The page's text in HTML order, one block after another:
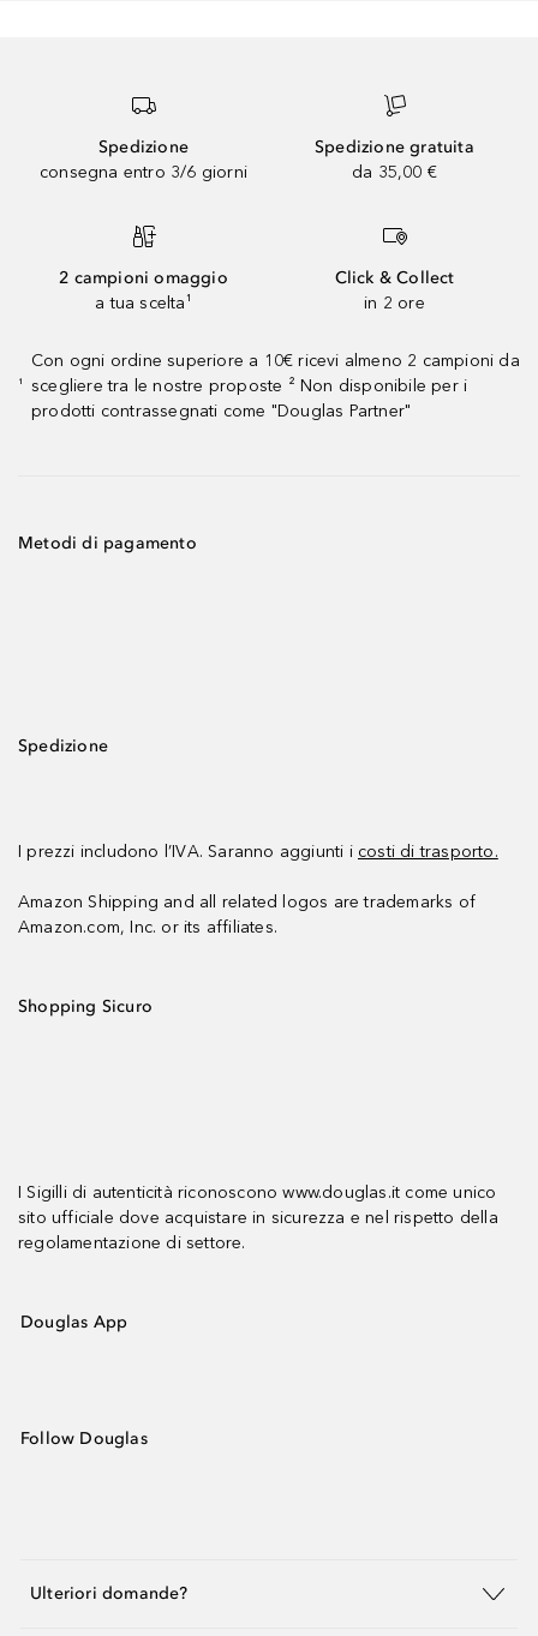
Spedizione
consegna entro 3/6 giorni
Spedizione gratuita
da 35,00 €
2 campioni omaggio
a tua scelta¹
Click & Collect
in 2 ore
¹
Con ogni ordine superiore a 10€ ricevi almeno 2 campioni da
scegliere tra le nostre proposte ² Non disponibile per i
prodotti contrassegnati come "Douglas Partner"
Metodi di pagamento
Spedizione
I prezzi includono l’IVA. Saranno aggiunti i costi di trasporto.
Amazon Shipping and all related logos are trademarks of
Amazon.com, Inc. or its affiliates.
Shopping Sicuro
I Sigilli di autenticità riconoscono www.douglas.it come unico
sito ufficiale dove acquistare in sicurezza e nel rispetto della
regolamentazione di settore.
Douglas App
Follow Douglas
Ulteriori domande?